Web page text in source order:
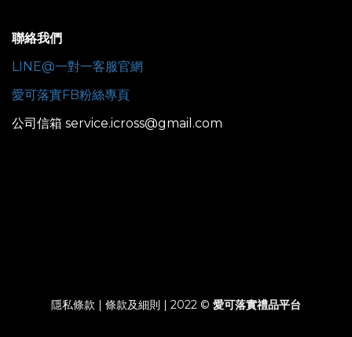
聯絡我們
LINE@一對一客服官網
愛可落實FB粉絲專頁
公司信箱 service.icross@gmail.com
隱私條款 | 條款及細則 | 2022 © 愛可落實禮品平台